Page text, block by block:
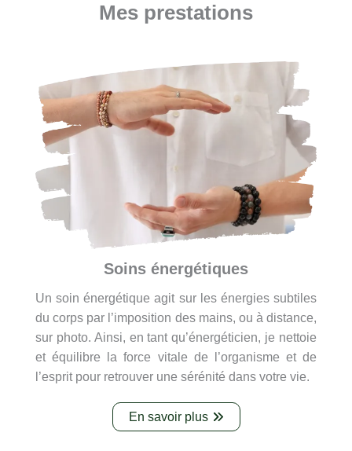
Mes prestations
Soins énergétiques
Un soin énergétique agit sur les énergies subtiles
du corps par l’imposition des mains, ou à distance,
sur photo. Ainsi, en tant qu’énergéticien, je nettoie
et équilibre la force vitale de l’organisme et de
l’esprit pour retrouver une sérénité dans votre vie.
En savoir plus